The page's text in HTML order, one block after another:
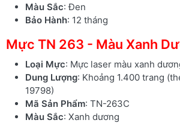
Màu Sắc: Đen
Bảo Hành: 12 tháng
Mực TN 263 - Màu Xanh
Loại Mực: Mực laser màu xanh
Dung Lượng: Khoảng 1.400 trang
19798)
Mã Sản Phẩm: TN-263C
Màu Sắc: Xanh dương